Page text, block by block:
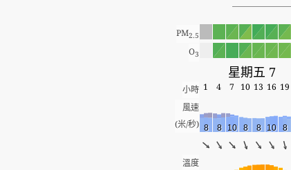
PM2.5
O3
星期五 7
小時 1 4 7 10 13 16 19
風速
(米/秒) 8 8 10 8 8 10 8
溫度